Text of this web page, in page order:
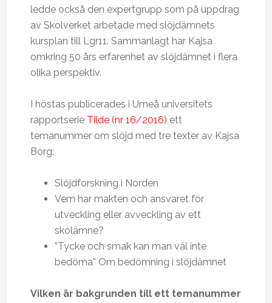
ledde också den expertgrupp som på uppdrag
av Skolverket arbetade med slöjdämnets
kursplan till Lgr11. Sammanlagt har Kajsa
omkring 50 års erfarenhet av slöjdämnet i flera
olika perspektiv.
I höstas publicerades i Umeå universitets
rapportserie Tilde (nr 16/2016) ett
temanummer om slöjd med tre texter av Kajsa
Borg:
Slöjdforskning i Norden
Vem har makten och ansvaret för
utveckling eller avveckling av ett
skolämne?
”Tycke och smak kan man väl inte
bedöma” Om bedömning i slöjdämnet
Vilken är bakgrunden till ett temanummer